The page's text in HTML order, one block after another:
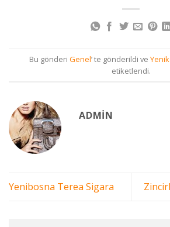
Bu gönderi Genel’ te gönderildi ve
etiketlendi.
ADMIN
Yenibosna Terea Sigara